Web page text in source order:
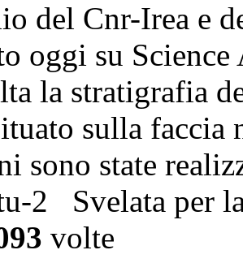
del Cnr-Irea e
oggi su
la stratigrafia
sulla faccia
sono state
2 Svelata per
volte